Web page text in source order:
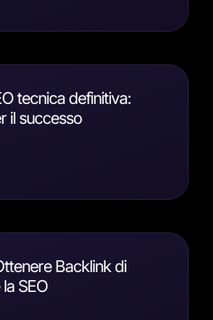
tecnica definitiva:
il successo
Backlink di
SEO